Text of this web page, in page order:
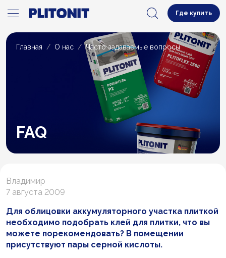
Где купить
Главная О нас Часто задаваемые вопросы
FAQ
Владимир
7 августа 2009
Для облицовки аккумуляторного участка плиткой
необходимо подобрать клей для плитки, что вы
можете порекомендовать? В помещении
присутствуют пары серной кислоты.